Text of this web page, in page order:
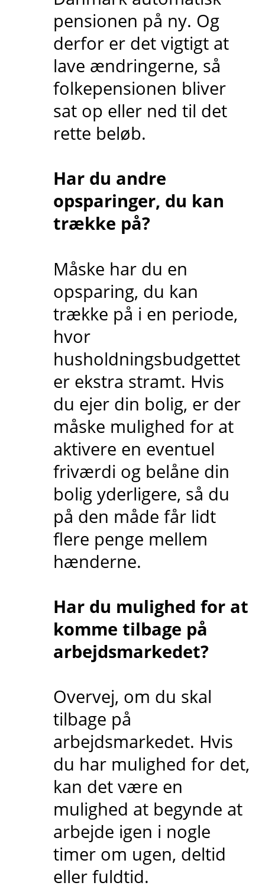
pensionen på ny. Og
derfor er det vigtigt at
lave ændringerne, så
folkepensionen bliver
sat op eller ned til det
rette beløb.
Har du andre
opsparinger, du kan
trække på?
Måske har du en
opsparing, du kan
trække på i en periode,
hvor
husholdningsbudgettet
er ekstra stramt. Hvis
du ejer din bolig, er der
måske mulighed for at
aktivere en eventuel
friværdi og belåne din
bolig yderligere, så du
på den måde får lidt
flere penge mellem
hænderne.
Har du mulighed for at
komme tilbage på
arbejdsmarkedet?
Overvej, om du skal
tilbage på
arbejdsmarkedet. Hvis
du har mulighed for det,
kan det være en
mulighed at begynde at
arbejde igen i nogle
timer om ugen, deltid
eller fuldtid.